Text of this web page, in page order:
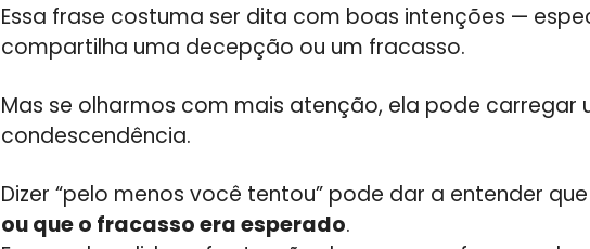
Essa frase costuma ser dita com boas intenções —
compartilha uma decepção ou um fracasso.
Mas se olharmos com mais atenção, ela pode carregar
condescendência.
Dizer “pelo menos você tentou” pode dar a entender que
ou que o fracasso era esperado.